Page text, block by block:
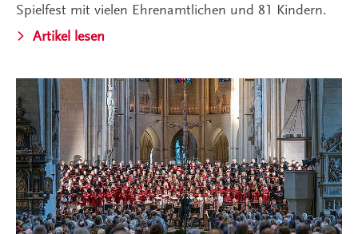
Spielfest mit vielen Ehrenamtlichen und 81 Kindern.
Artikel lesen